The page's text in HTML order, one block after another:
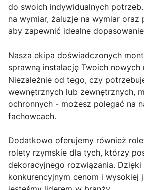
do swoich indywidualnych
na wymiar, żaluzje na wymiar oraz
aby zapewnić idealne
Nasza ekipa doświadczonych
sprawną instalację Twoich nowych
Niezależnie od tego, czy
wewnętrznych lub zewnętrznych,
ochronnych - możesz polegać na
fachowcach.
Dodatkowo oferujemy również
rolety rzymskie dla tych, którzy
dekoracyjnego rozwiązania. Dzięki
konkurencyjnym cenom i wysokiej